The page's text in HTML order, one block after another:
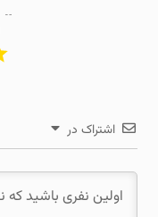
اشتراک در